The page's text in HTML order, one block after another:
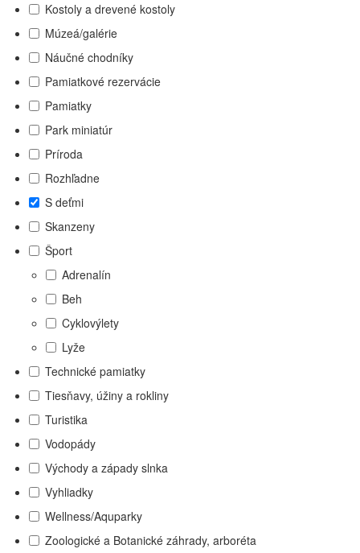
Kostoly a drevené kostoly
Múzeá/galérie
Náučné chodníky
Pamiatkové rezervácie
Pamiatky
Park miniatúr
Príroda
Rozhľadne
S deťmi
Skanzeny
Šport
Adrenalín
Beh
Cyklovýlety
Lyže
Technické pamiatky
Tiesňavy, úžiny a rokliny
Turistika
Vodopády
Východy a západy slnka
Vyhliadky
Wellness/Aquparky
Zoologické a Botanické záhrady, arboréta